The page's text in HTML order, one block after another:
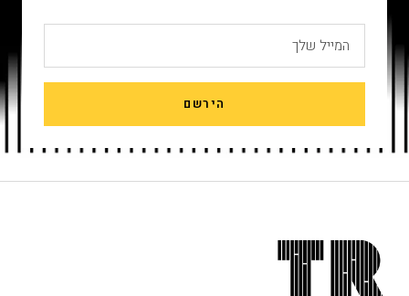
המייל שלך
הירשם
תחתית
האתר,
באפשרותך